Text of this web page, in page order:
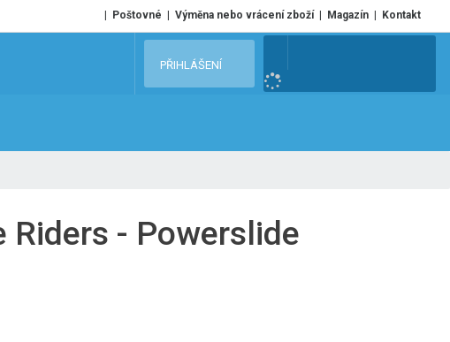
Poštovné Výměna nebo vrácení zboží Magazín Kontakt
e
PŘIHLÁŠENÍ
- Powerslide